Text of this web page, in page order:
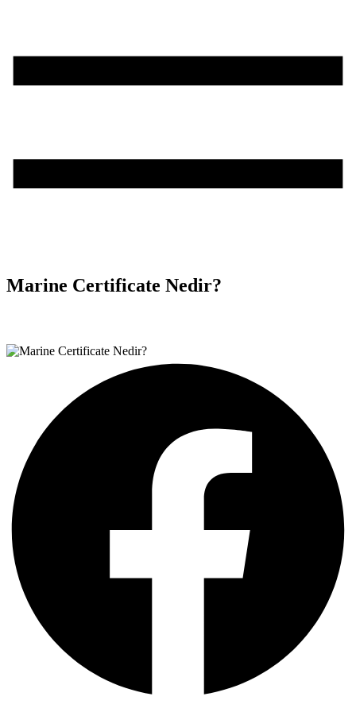
Marine Certificate Nedir?